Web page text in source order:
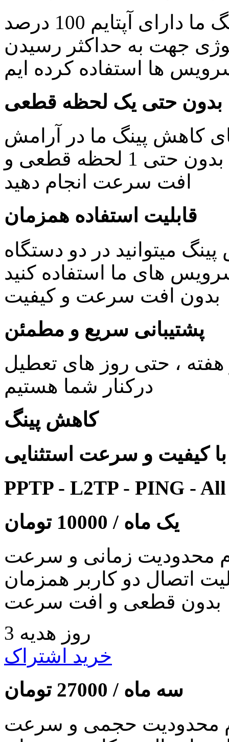
کلیه سرویس های کاهش پینگ ما دارای آپتایم 100 درصد
جهت به حداکثر رسیدن
ها استفاده کرده ایم
بدون حتی یک لحظه قطعی
کاهش پینگ ما در آرامش
خاطر کار های روزمره خود را بدون حتی 1 لحظه قطعی و
افت سرعت انجام دهید
قابلیت استفاده همزمان
میتوانید در دو دستگاه
های ما استفاده کنید
بدون افت سرعت و کیفیت
پشتیبانی سریع و مطمئن
24 ساعته در 7 روز هفته ، حتی روز های تعطیل
درکنار شما هستیم
کاهش پینگ
کیفیت و سرعت استثنایی
PPTP - L2TP - PING -
یک ماه / 10000 تومان
محدودیت زمانی و سرعت
اتصال دو کاربر همزمان
بدون قطعی و افت سرعت
3 روز هدیه
خرید اشتراک
سه ماه / 27000 تومان
محدودیت حجمی و سرعت